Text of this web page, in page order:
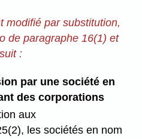
modifié par substitution,
de paragraphe 16(1) et
:
par une société en
des corporations
aux
les sociétés en nom